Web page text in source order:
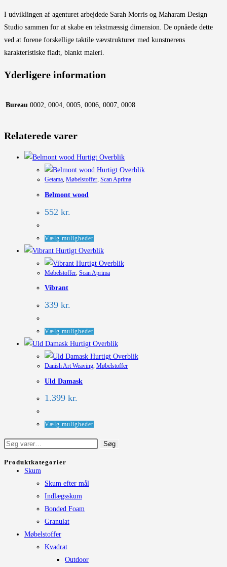
I udviklingen af agenturet arbejdede Sarah Morris og Maharam Design
Studio sammen for at skabe en tekstmæssig dimension. De opnåede dette
ved at forene forskellige taktile vævstrukturer med kunstnerens
karakteristiske fladt, blankt maleri.
Yderligere information
Bureau 0002, 0004, 0005, 0006, 0007, 0008
Relaterede varer
Hurtigt Overblik
Hurtigt Overblik
Getama, Møbelstoffer, Scan Aprima
Belmont wood
552 kr.
Vælg mulighederDette
vare
har
flere
vælges
Hurtigt Overblik
Hurtigt Overblik
Møbelstoffer Scan Aprima
Vibrant
339 kr.
Vælg muligheder
vare
har
flere
vælges
varesiden
Hurtigt Overblik
Hurtigt Overblik
Danish Art Weaving, Møbelstoffer
Uld Damask
1.399 kr.
Vælg muligheder
har
Søg
Søg
Produktkategorier
Skum
Skum efter mål
Indlægsskum
Bonded Foam
Granulat
Møbelstoffer
Kvadrat
Outdoor